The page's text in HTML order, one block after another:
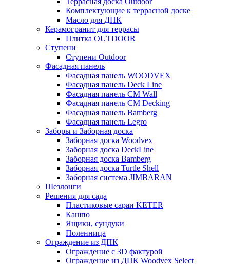
Комплектующие к террасной доске
Масло для ДПК
Керамогранит для террасы
Плитка OUTDOOR
Ступени
Ступени Outdoor
Фасадная панель
Фасадная панель WOODVEX
Фасадная панель Deck Line
Фасадная панель CM Wall
Фасадная панель CM Decking
Фасадная панель Bamberg
Фасадная панель Legro
Заборы и Заборная доска
Заборная доска Woodvex
Заборная доска DeckLine
Заборная доска Bamberg
Заборная доска Turtle Shell
Заборная система JIMBARAN
Шезлонги
Решения для сада
Пластиковые сараи KETER
Кашпо
Ящики, сундуки
Поленница
Ограждение из ДПК
Ограждение с 3D фактурой
Ограждение из ДПК Woodvex Select